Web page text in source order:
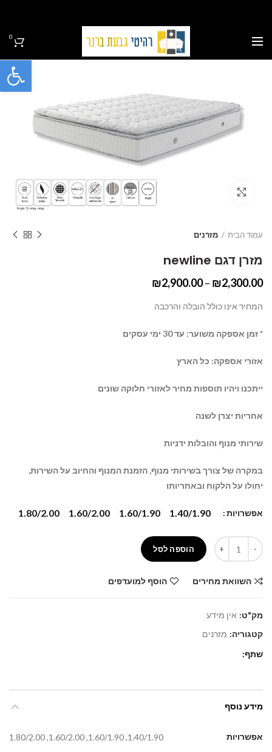
פתח
0
עמוד הבית מזרנים
מזרן דגם newline
₪2,300.00
–
₪2,900.00
המחיר אינו כולל הובלה והרכבה
* זמן אספקה משוער: עד 30 ימי עסקים
אזורי אספקה: כל הארץ
ייתכנו ויהיו תוספות מחיר לאזורי חלוקה שונים
אחריות יצרן לשנה
שירותי מנוף והובלות ידניות
במקרה של צורך בשירותי מנוף, הזמנת המנוף והחיוב על השירות,
יחולו על הלקוח ובאחריותו
אפשרויות 1.40/1.90
1.60/1.90
1.60/2.00
1.80/2.00
הוספה לסל
השוואת מחירים הוסף למועדפים
מק"ט: אין מידע
קטגוריה: מזרנים
שתף
מידע נוסף
אפשרויות 1.40/1.90, 1.60/1.90, 1.60/2.00, 1.80/2.00